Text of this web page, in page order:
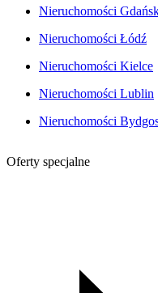
Nieruchomości
Nieruchomości Łódź
Nieruchomości Kielce
Nieruchomości Lublin
Nieruchomości
Oferty specjalne